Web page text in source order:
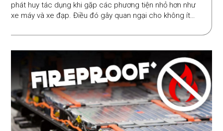
phát huy tác dụng khi gặp các phương tiện nhỏ hơn như
xe máy và xe đạp. Điều đó gây quan ngại cho không ít
Nam. Điều đó nhắc nhở người lái ô tô không nên phụ